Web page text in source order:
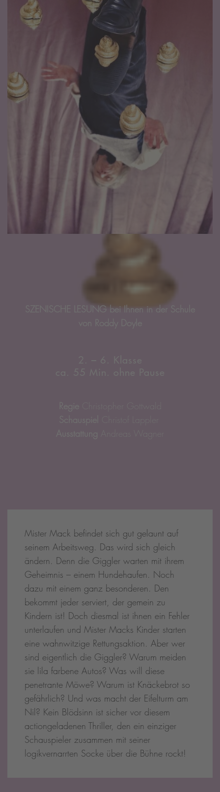
SZENISCHE LESUNG bei Ihnen in der Schule
Mister Mack befindet sich gut gelaunt auf
seinem Arbeitsweg. Das wird sich gleich
ändern. Denn die Giggler warten mit ihrem
Geheimnis – einem Hundehaufen. Noch
dazu mit einem ganz besonderen. Den
bekommt jeder serviert, der gemein zu
Kindern ist! Doch diesmal ist ihnen ein Fehler
unterlaufen und Mister Macks Kinder starten
eine wahnwitzige Rettungsaktion. Aber wer
sind eigentlich die Giggler? Warum meiden
sie lila farbene Autos? Was will diese
penetrante Möwe? Warum ist Knäckebrot so
gefährlich? Und was macht der Eifelturm am
Nil? Kein Blödsinn ist sicher vor diesem
actiongeladenen Thriller, den ein einziger
Schauspieler zusammen mit seiner
logikvernarrten Socke über die Bühne rockt!